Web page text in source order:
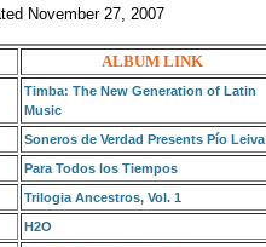
November 27, 2007
ALBUM LINK
Timba: The New Generation of Latin
Music
Soneros de Verdad Presents Pío Leiva
Para Todos los Tiempos
Trilogia Ancestros, Vol. 1
H2O